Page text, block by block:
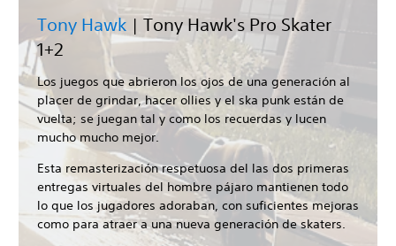
Tony Hawk | Tony Hawk's Pro Skater
1+2
Los juegos que abrieron los ojos de una generación al
placer de grindar, hacer ollies y el ska punk están de
vuelta; se juegan tal y como los recuerdas y lucen
mucho mucho mejor.
Esta remasterización respetuosa del las dos primeras
entregas virtuales del hombre pájaro mantienen todo
lo que los jugadores adoraban, con suficientes mejoras
como para atraer a una nueva generación de skaters.